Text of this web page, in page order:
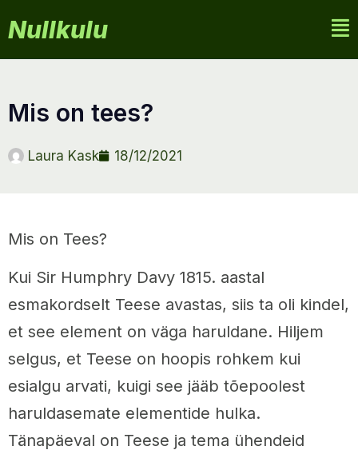
Nullkulu
mis on tees?
Laura Kask 18/12/2021
Mis on Tees?
Kui Sir Humphry Davy 1815. aastal
esmakordselt Teese avastas, siis ta oli kindel,
et see element on väga haruldane. Hiljem
selgus, et Teese on hoopis rohkem kui
esialgu arvati, kuigi see jääb tõepoolest
haruldasemate elementide hulka.
Tänapäeval on Teese ja tema ühendeid